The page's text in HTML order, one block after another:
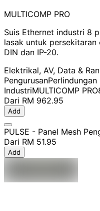
MULTICOMP PRO
Suis Ethernet industri 8
lasak untuk
DIN dan IP-20.
Elektrikal, AV, Data &
Pengurusan
IndustriMULTICOMP PRO
Dari RM 962.95
Add
PULSE - Panel Mesh
Dari RM 51.95
Add